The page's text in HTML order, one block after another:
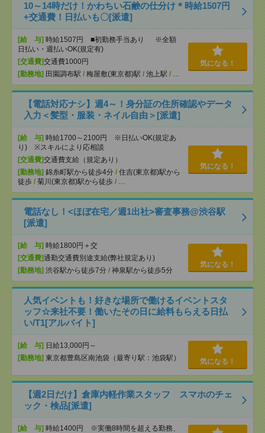
10～14時だけ！かわちい石鹸の仕分け＊時給1507円
+交通費！日払いも〇[派遣]
[給 与] 時給1507円 ■初勤務手当あり ※全額
日払い・週払いOK(規定有)
[交通費]交通費1000円
[勤務地] 田園調布駅 / 梅屋敷(東京都)駅 / 池上駅 / …
気になる！
【電話対応ナシ】週4～！身分証の住所確認やデータ
入力＜髪型・服装・ネイル自由＞[派遣]
[給 与] 時給1700～2100円 ※日払いOK(規定あ
り) ※スキルにより応相談
[交通費]交通費支給（規定あり）
[勤務地] 錦糸町駅から徒歩4分 / 住吉(東京都)駅から
徒歩 / 菊川(東京都)駅から徒歩 / …
気になる！
電話なし！<ほぼ在宅／週1出社>審査事務@渋谷駅
[派遣]
[給 与] 時給1800円＋交
[交通費]通勤交通費別途支給(弊社規定あり)
[勤務地] 渋谷駅から徒歩7分 / 神泉駅から徒歩5分
気になる！
人気イベントも！好きな場所で働けるイベントスタ
ッフ☆来社不要！働いたその日に給料もらえる日払
い/T1[アルバイト]
[給 与] 日給13,000円～
[勤務地] 東京都豊島区南池袋（最寄り駅：池袋駅） 気になる！
【週2日だけ】倉庫内軽作業スタッフ スマホのチェ
ック・検品[派遣]
[給 与] 時給1400円 ※実働8時間を超える勤務、